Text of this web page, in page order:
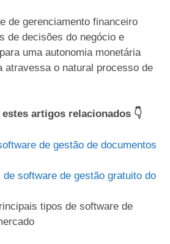
de gerenciamento financeiro
de decisões do negócio e
uma autonomia monetária
atravessa o natural processo de
artigos relacionados 👇
de gestão de documentos
software de gestão gratuito do
tipos de software de